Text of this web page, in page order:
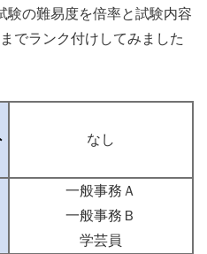
験の難易度を倍率と試験内容
でランク付けしてみました
なし
一般事務Ａ
一般事務Ｂ
学芸員